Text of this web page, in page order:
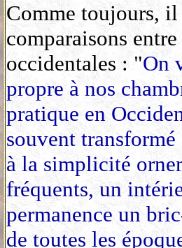
Comme toujours,
comparaisons
occidentales : "On
propre à nos
pratique en
souvent
à la simplicité
fréquents, un
permanence un
de toutes les